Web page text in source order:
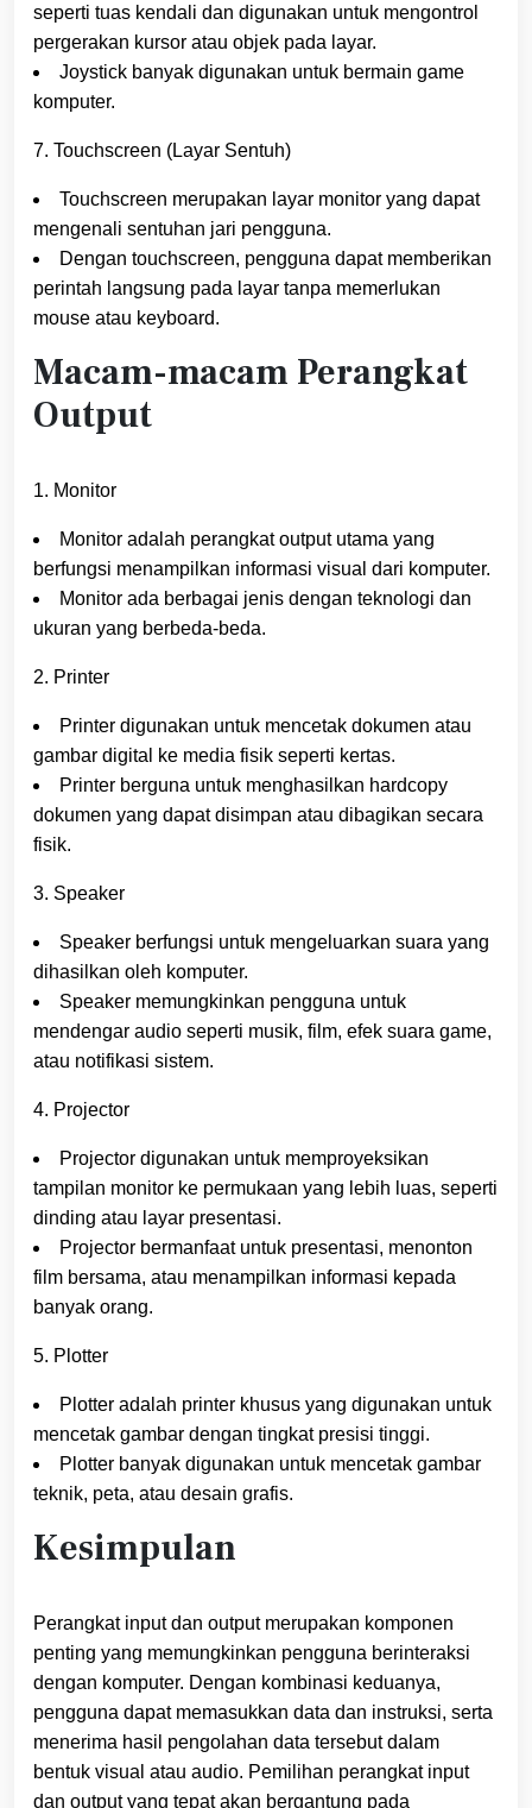
seperti tuas kendali dan digunakan untuk mengontrol
pergerakan kursor atau objek pada layar.
Joystick banyak digunakan untuk bermain game
komputer.
7. Touchscreen (Layar Sentuh)
Touchscreen merupakan layar monitor yang dapat
mengenali sentuhan jari pengguna.
Dengan touchscreen, pengguna dapat memberikan
perintah langsung pada layar tanpa memerlukan
mouse atau keyboard.
Macam-macam Perangkat
Output
1. Monitor
Monitor adalah perangkat output utama yang
berfungsi menampilkan informasi visual dari komputer.
Monitor ada berbagai jenis dengan teknologi dan
ukuran yang berbeda-beda.
2. Printer
Printer digunakan untuk mencetak dokumen atau
gambar digital ke media fisik seperti kertas.
Printer berguna untuk menghasilkan hardcopy
dokumen yang dapat disimpan atau dibagikan secara
fisik.
3. Speaker
Speaker berfungsi untuk mengeluarkan suara yang
dihasilkan oleh komputer.
Speaker memungkinkan pengguna untuk
mendengar audio seperti musik, film, efek suara game,
atau notifikasi sistem.
4. Projector
Projector digunakan untuk memproyeksikan
tampilan monitor ke permukaan yang lebih luas, seperti
dinding atau layar presentasi.
Projector bermanfaat untuk presentasi, menonton
film bersama, atau menampilkan informasi kepada
banyak orang.
5. Plotter
Plotter adalah printer khusus yang digunakan untuk
mencetak gambar dengan tingkat presisi tinggi.
Plotter banyak digunakan untuk mencetak gambar
teknik, peta, atau desain grafis.
Kesimpulan
Perangkat input dan output merupakan komponen
penting yang memungkinkan pengguna berinteraksi
dengan komputer. Dengan kombinasi keduanya,
pengguna dapat memasukkan data dan instruksi, serta
menerima hasil pengolahan data tersebut dalam
bentuk visual atau audio. Pemilihan perangkat input
dan output yang tepat akan bergantung pada